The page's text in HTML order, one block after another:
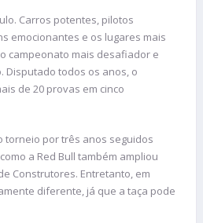
Carros potentes, pilotos
emocionantes e os lugares mais
campeonato mais desafiador e
Disputado todos os anos, o
de 20 provas em cinco
torneio por três anos seguidos
a Red Bull também ampliou
Construtores. Entretanto, em
diferente, já que a taça pode